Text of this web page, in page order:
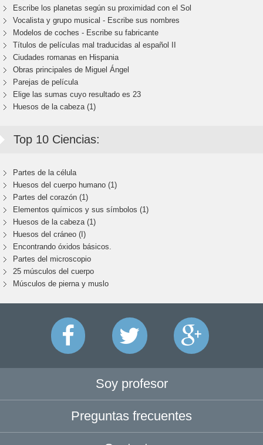
Escribe los planetas según su proximidad con el Sol
Vocalista y grupo musical - Escribe sus nombres
Modelos de coches - Escribe su fabricante
Títulos de películas mal traducidas al español II
Ciudades romanas en Hispania
Obras principales de Miguel Ángel
Parejas de película
Elige las sumas cuyo resultado es 23
Huesos de la cabeza (1)
Top 10 Ciencias:
Partes de la célula
Huesos del cuerpo humano (1)
Partes del corazón (1)
Elementos químicos y sus símbolos (1)
Huesos de la cabeza (1)
Huesos del cráneo (I)
Encontrando óxidos básicos.
Partes del microscopio
25 músculos del cuerpo
Músculos de pierna y muslo
Soy profesor
Preguntas frecuentes